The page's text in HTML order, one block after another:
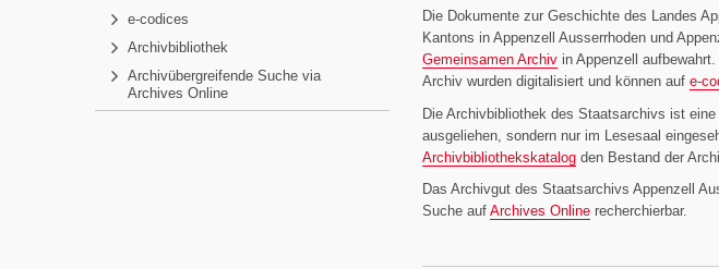
e-codices
Archivbibliothek
Archivübergreifende Suche via
Archives Online
Die Dokumente zur Geschichte des Landes
Kantons in Appenzell Ausserrhoden und
Gemeinsamen Archiv in Appenzell
Archiv wurden digitalisiert und können auf e-
Die Archivbibliothek des Staatsarchivs ist
ausgeliehen, sondern nur im Lesesaal
Archivbibliothekskatalog den Bestand der
Das Archivgut des Staatsarchivs Appenzell
Suche auf Archives Online recherchierbar.